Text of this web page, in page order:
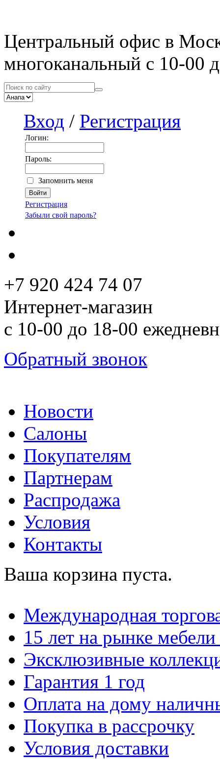
Центральный офис в
многоканальный с 10-00
Вход / Регистрация
Логин:
Пароль:
Запомнить меня
Регистрация
Забыли свой пароль?
+7 920 424 74 07
Интернет-магазин
с 10-00 до 18-00
Обратный звонок
Новости
Салоны
Покупателям
Партнерам
Распродажа
Условия
Контакты
Ваша корзина пуста.
Международная
15 лет на рынке
Эксклюзивные
Гарантия 1 год
Оплата на дому
Покупка в рассрочку
Условия доставки